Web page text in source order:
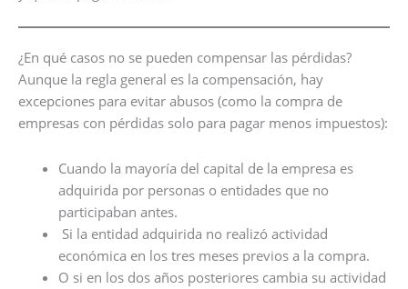
¿En qué casos no se pueden compensar las pérdidas?
Aunque la regla general es la compensación, hay
excepciones para evitar abusos (como la compra de
empresas con pérdidas solo para pagar menos impuestos):
Cuando la mayoría del capital de la empresa es
adquirida por personas o entidades que no
participaban antes.
Si la entidad adquirida no realizó actividad
económica en los tres meses previos a la compra.
O si en los dos años posteriores cambia su actividad